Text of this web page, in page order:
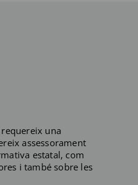
una
assessorament
estatal, com
i també sobre les